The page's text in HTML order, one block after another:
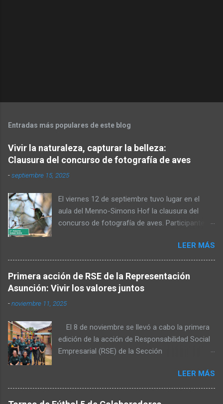
Entradas más populares de este blog
Vivir la naturaleza, capturar la belleza:
Clausura del concurso de fotografía de aves
-septiembre 15, 2025
El viernes 12 de septiembre tuvo lugar en el
aula del Menno-Simons Hof la clausura del
concurso de fotografía de aves. Participantes,
naturaleza se reunieron para admirar las fotos
premiadas y cerrar juntos el concurso. Al inicio,
Elvin Rempel dio la bienvenida a los presentes.
Posteriormente, el miembro del Consejo de
Administración, Stefan Dück, habló sobre la
belleza del Chaco y felicitó a los participantes
6:36 y señaló que una parte de las fotografías
será publicada en el calendario del próximo
año. También expresó su agradecimiento a los
realización del concurso. A continuación, Elvin
Rempel explicó que el Comité de Conservación
LEER MÁS
Primera acción de RSE de la Representación
Asunción: Vivir los valores juntos
-noviembre 11, 2025
El 8 de noviembre se llevó a cabo la primera
edición de la acción de Responsabilidad Social
Empresarial (RSE) de la Sección
área de Desarrollo Organizacional (D.O.). El
objetivo de esta iniciativa fue reflejar los
valores de Fernheim – responsabilidad,
LEER MÁS